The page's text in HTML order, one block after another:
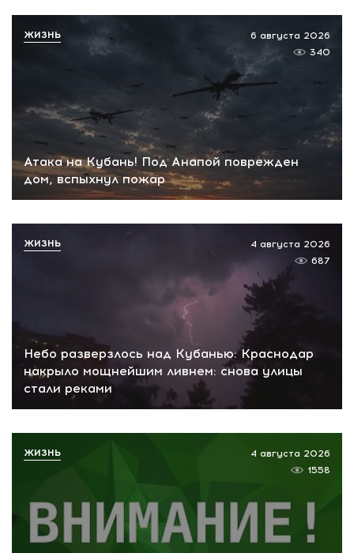
Атака на Кубань! Под Анапой поврежден
дом, вспыхнул пожар
6 августа 2026
340
ЖИЗНЬ
Небо разверзлось над Кубанью: Краснодар
накрыло мощнейшим ливнем: снова улицы
стали реками
4 августа 2026
687
ЖИЗНЬ
4 августа 2026
1558
ЖИЗНЬ